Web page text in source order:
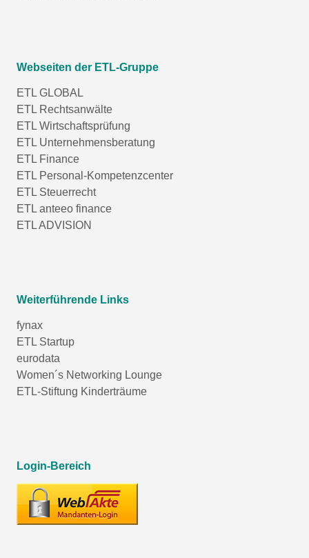
Webseiten der ETL-Gruppe
ETL GLOBAL
ETL Rechtsanwälte
ETL Wirtschaftsprüfung
ETL Unternehmensberatung
ETL Finance
ETL Personal-Kompetenzcenter
ETL Steuerrecht
ETL anteeo finance
ETL ADVISION
Weiterführende Links
fynax
ETL Startup
eurodata
Women´s Networking Lounge
ETL-Stiftung Kinderträume
Login-Bereich